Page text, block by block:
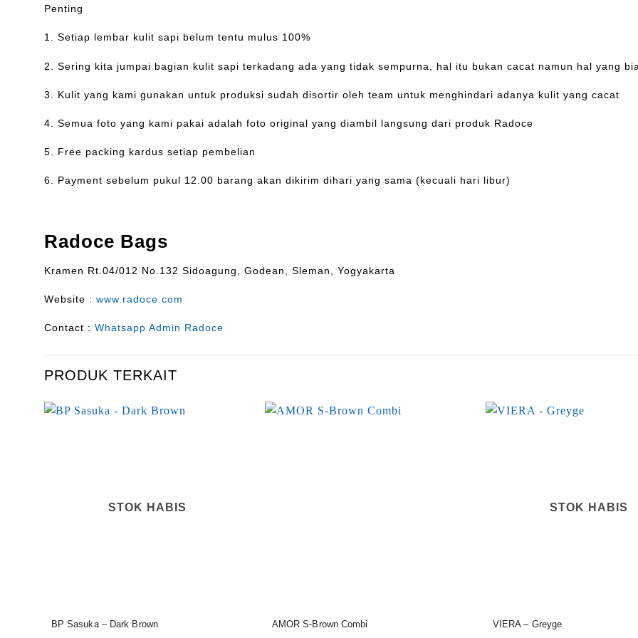
Penting
1. Setiap lembar kulit sapi belum tentu mulus 100%
2. Sering kita jumpai bagian kulit sapi terkadang ada yang tidak sempurna, hal itu bukan cacat namun hal yang
3. Kulit yang kami gunakan untuk produksi sudah disortir oleh team untuk menghindari adanya kulit yang cacat
4. Semua foto yang kami pakai adalah foto original yang diambil langsung dari produk Radoce
5. Free packing kardus setiap pembelian
6. Payment sebelum pukul 12.00 barang akan dikirim dihari yang sama (kecuali hari libur)
Radoce Bags
Kramen Rt.04/012 No.132 Sidoagung, Godean, Sleman, Yogyakarta
Website : www.radoce.com
Contact : Whatsapp Admin Radoce
PRODUK TERKAIT
STOK HABIS
BP Sasuka – Dark Brown AMOR S-Brown Combi
STOK HABIS
VIERA – Greyge